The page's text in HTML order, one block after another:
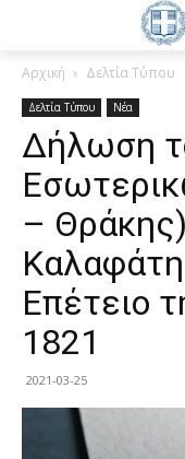
Αρχική Δελτία Τύπου
Δελτία Τύπου Νέα
Δήλωση
–
Καλαφάτη
Επέτειο
1821
2021-03-25